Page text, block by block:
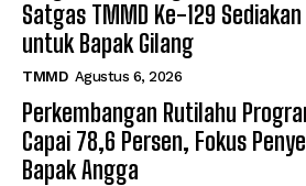
Satgas TMMD Ke-129
untuk Bapak Gilang
TMMD Agustus 6, 2026
Perkembangan Rutilahu
Capai 78,6 Persen, Fokus
Bapak Angga